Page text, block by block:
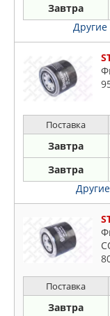
Завтра
Поставка
Завтра
Завтра
Поставка
Завтра